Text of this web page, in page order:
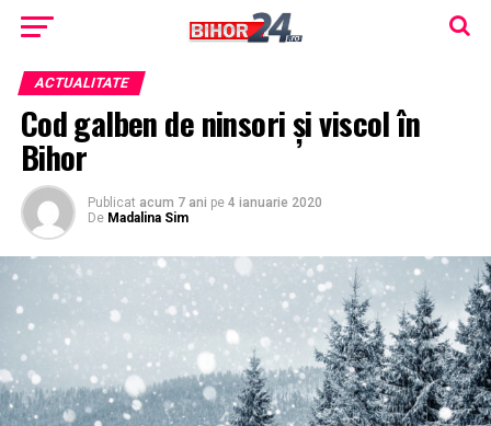
ACTUALITATE
Cod galben de ninsori și viscol în
Bihor
Publicat acum 7 ani pe 4 ianuarie 2020
De Madalina Sim